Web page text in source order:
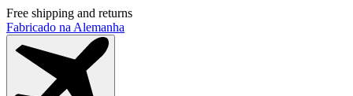
Free shipping and returns
Fabricado na Alemanha